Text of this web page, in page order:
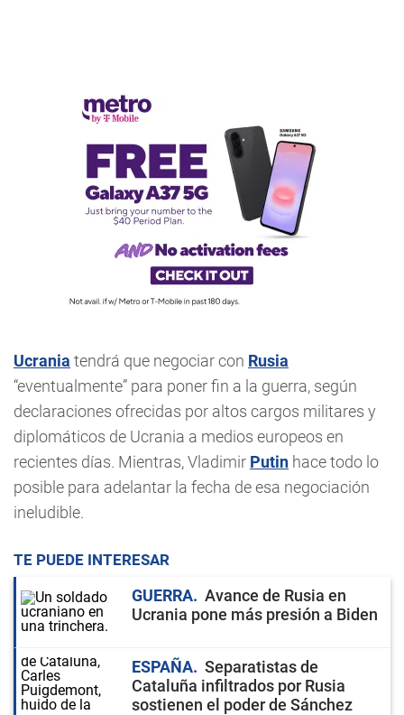
Ucrania tendrá que negociar con Rusia
“eventualmente” para poner fin a la guerra, según
declaraciones ofrecidas por altos cargos militares y
diplomáticos de Ucrania a medios europeos en
recientes días. Mientras, Vladimir Putin hace todo lo
posible para adelantar la fecha de esa negociación
ineludible.
TE PUEDE INTERESAR
GUERRA
Avance de Rusia en
Ucrania pone más presión a Biden
ESPAÑA
Separatistas de
Cataluña infiltrados por Rusia
sostienen el poder de Sánchez